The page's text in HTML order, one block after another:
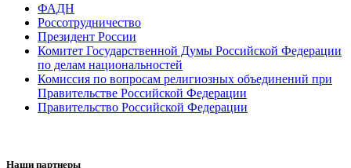
ФАДН
Россотрудничество
Президент России
Комитет Государственной Думы Российской Федерации
по делам национальностей
Комиссия по вопросам религиозных объединений при
Правительстве Российской Федерации
Правительство Российской Федерации
Наши партнеры